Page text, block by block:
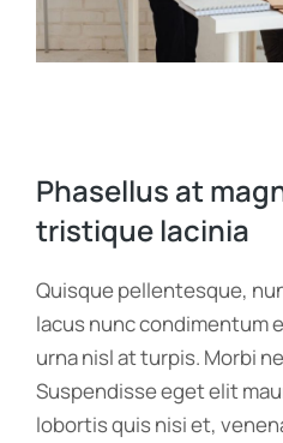
Phasellus at
tristique lacinia
Quisque pellentesque,
lacus nunc condimentum
urna nisl at turpis. Morbi
Suspendisse eget elit
lobortis quis nisi et,